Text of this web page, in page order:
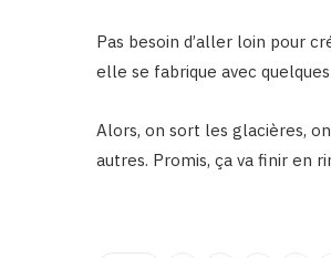
Pas besoin d’aller loin pour
elle se fabrique avec
Alors, on sort les glacières,
autres. Promis, ça va finir en